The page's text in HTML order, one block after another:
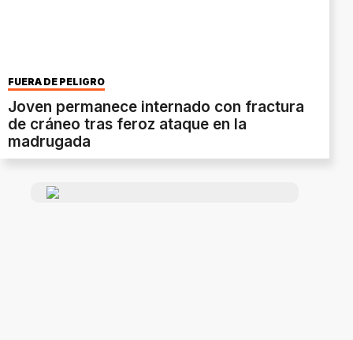
FUERA DE PELIGRO
Joven permanece internado con fractura
de cráneo tras feroz ataque en la
madrugada